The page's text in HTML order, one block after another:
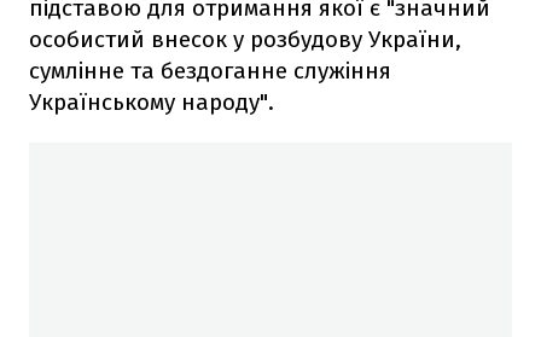
підставою для отримання якої є "значний
особистий внесок у розбудову України,
сумлінне та бездоганне служіння
Українському народу".